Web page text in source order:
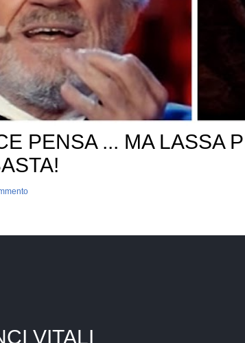
PENSA ... MA LASSA
VITALI